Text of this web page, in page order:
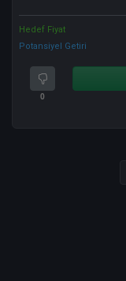
Hedef Fiyat
Potansiyel Getiri
0